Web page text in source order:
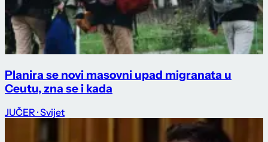
Planira se novi masovni upad migranata u
Ceutu, zna se i kada
JUČER · Svijet